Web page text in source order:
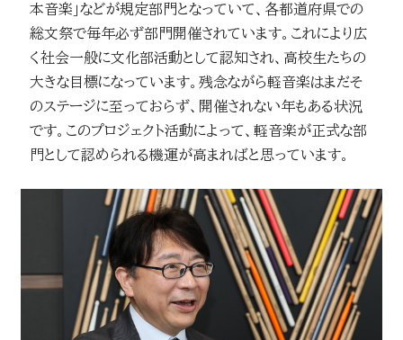
本音楽」などが規定部門となっていて、各都道府県での
総文祭で毎年必ず部門開催されています。これにより広
く社会一般に文化部活動として認知され、高校生たちの
大きな目標になっています。残念ながら軽音楽はまだそ
のステージに至っておらず、開催されない年もある状況
です。このプロジェクト活動によって、軽音楽が正式な部
門として認められる機運が高まればと思っています。